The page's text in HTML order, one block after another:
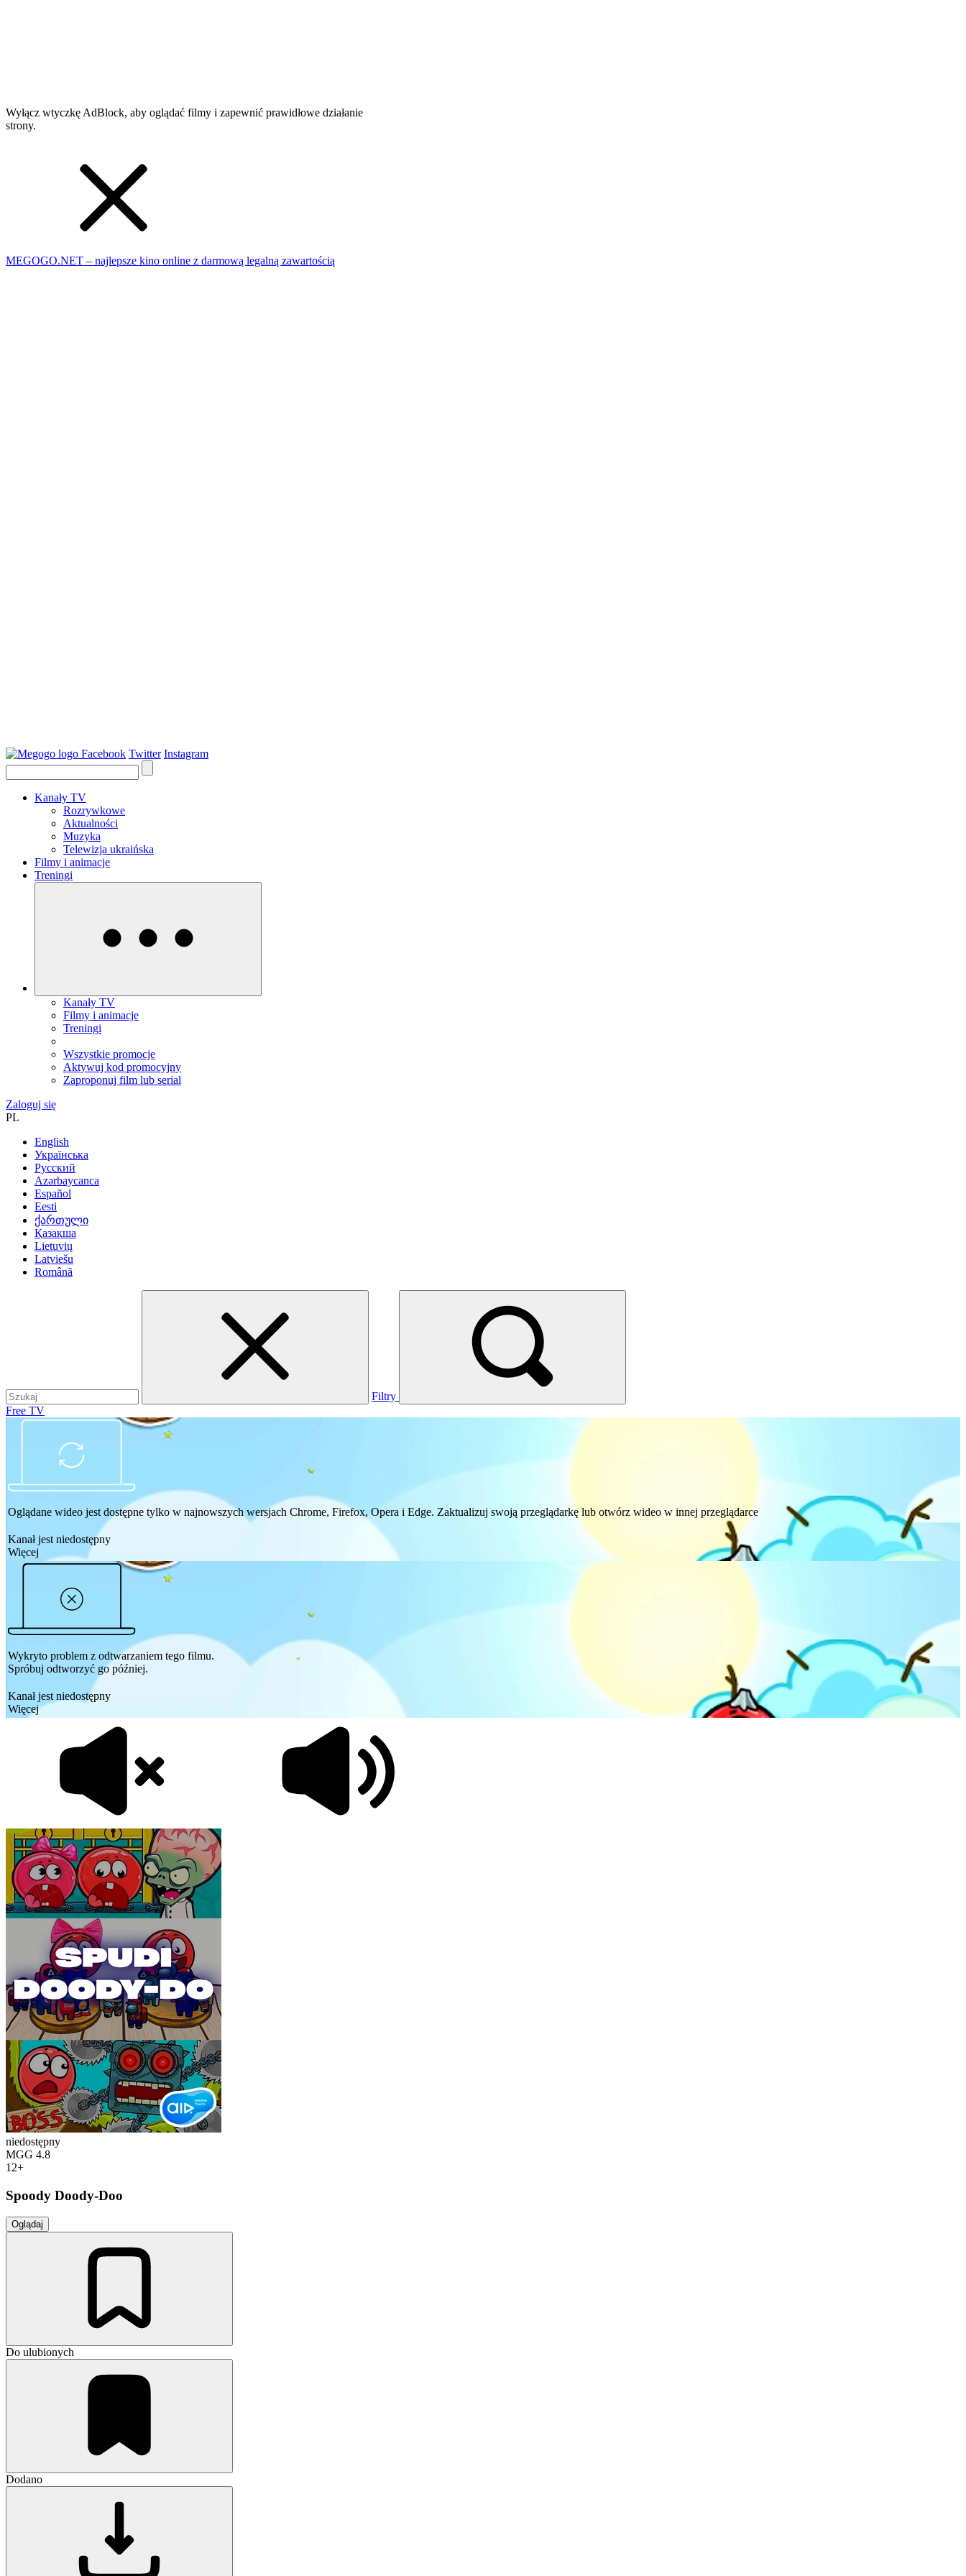
Wyłącz wtyczkę AdBlock, aby oglądać filmy i zapewnić prawidłowe działanie
strony.
MEGOGO.NET – najlepsze kino online z darmową legalną zawartością
Facebook Twitter Instagram
Kanały TV
Rozrywkowe
Aktualności
Muzyka
Telewizja ukraińska
Filmy i animacje
Treningi
Kanały TV
Filmy i animacje
Treningi
Wszystkie promocje
Aktywuj kod promocyjny
Zaproponuj film lub serial
Zaloguj się
PL
English
Українська
Русский
Azərbaycanca
Español
Eesti
ქართული
Қазақша
Lietuvių
Latviešu
Română
Filtry
Free TV
Oglądane wideo jest dostępne tylko w najnowszych wersjach Chrome, Firefox, Opera i Edge. Zaktualizuj swoją przeglądarkę lub otwórz wideo w innej przeglądarce
Kanał jest niedostępny
Więcej
Wykryto problem z odtwarzaniem tego filmu.
Spróbuj odtworzyć go później.
Kanał jest niedostępny
Więcej
niedostępny
MGG 4.8
12+
Spoody Doody-Doo
Oglądaj
Do ulubionych
Dodano